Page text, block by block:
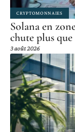
CRYPTOMONNAIES
Solana en
chute plus que
3 août 2026